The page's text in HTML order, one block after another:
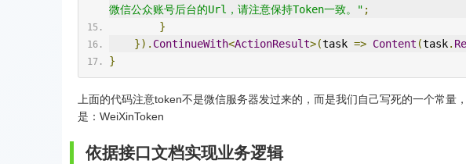
微信公众账号后台的Url，请注意保持Token一致。" ;
}
}). ContinueWith<ActionResult>(task => Content (task.
}
上面的代码注意token不是微信服务器发过来的，而是我们自己写死的一个常量
是：WeiXinToken
依据接口文档实现业务逻辑